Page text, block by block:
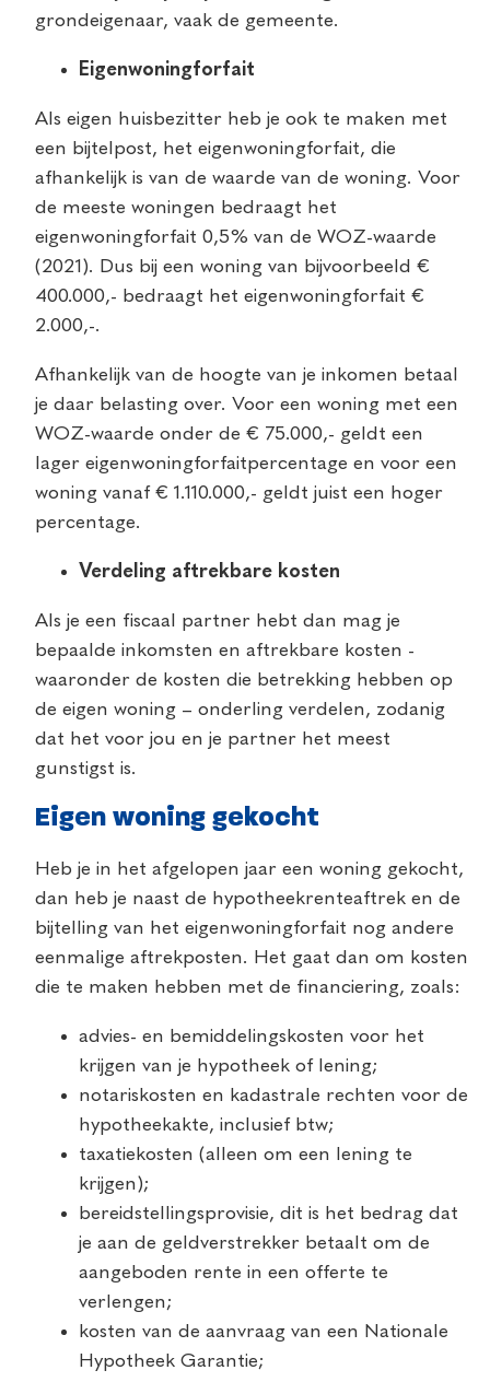
grondeigenaar, vaak de gemeente.
Eigenwoningforfait
Als eigen huisbezitter heb je ook te maken met
een bijtelpost, het eigenwoningforfait, die
afhankelijk is van de waarde van de woning. Voor
de meeste woningen bedraagt het
eigenwoningforfait 0,5% van de WOZ-waarde
(2021). Dus bij een woning van bijvoorbeeld €
400.000,- bedraagt het eigenwoningforfait €
2.000,-.
Afhankelijk van de hoogte van je inkomen betaal
je daar belasting over. Voor een woning met een
WOZ-waarde onder de € 75.000,- geldt een
lager eigenwoningforfaitpercentage en voor een
woning vanaf € 1.110.000,- geldt juist een hoger
percentage.
Verdeling aftrekbare kosten
Als je een fiscaal partner hebt dan mag je
bepaalde inkomsten en aftrekbare kosten -
waaronder de kosten die betrekking hebben op
de eigen woning – onderling verdelen, zodanig
dat het voor jou en je partner het meest
gunstigst is.
Eigen woning gekocht
Heb je in het afgelopen jaar een woning gekocht,
dan heb je naast de hypotheekrenteaftrek en de
bijtelling van het eigenwoningforfait nog andere
eenmalige aftrekposten. Het gaat dan om kosten
die te maken hebben met de financiering, zoals:
advies- en bemiddelingskosten voor het
krijgen van je hypotheek of lening;
notariskosten en kadastrale rechten voor de
hypotheekakte, inclusief btw;
taxatiekosten (alleen om een lening te
krijgen);
bereidstellingsprovisie, dit is het bedrag dat
je aan de geldverstrekker betaalt om de
aangeboden rente in een offerte te
verlengen;
kosten van de aanvraag van een Nationale
Hypotheek Garantie;